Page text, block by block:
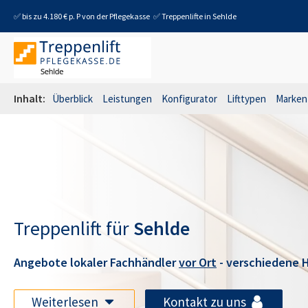
✅ bis zu 4.180 € p. P von der Pflegekasse ✅ Treppenlifte in Sehlde
Inhalt: Überblick Leistungen Konfigurator Lifttypen Marken
Treppenlift fürSehlde
Angebote lokaler Fachhändlervor Ort - verschiedene
Weiterlesen Kontakt zu uns